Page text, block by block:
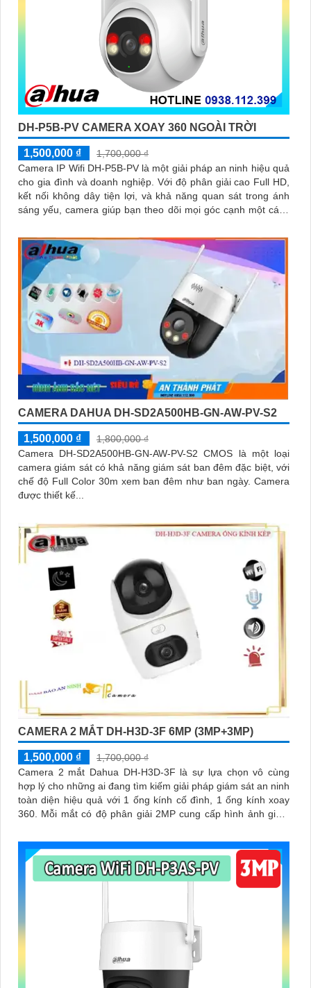
DH-P5B-PV CAMERA XOAY 360 NGOÀI TRỜI
1,500,000 ₫
1,700,000 ₫
Camera IP Wifi DH-P5B-PV là một giải pháp an ninh hiệu quả
cho gia đình và doanh nghiệp. Với độ phân giải cao Full HD,
kết nối không dây tiện lợi, và khả năng quan sát trong ánh
sáng yếu, camera giúp bạn theo dõi mọi góc cạnh một cách
CAMERA DAHUA DH-SD2A500HB-GN-AW-PV-S2
1,500,000 ₫
1,800,000 ₫
Camera DH-SD2A500HB-GN-AW-PV-S2 CMOS là một loại
camera giám sát có khả năng giám sát ban đêm đặc biệt, với
chế độ Full Color 30m xem ban đêm như ban ngày. Camera
được thiết kế...
CAMERA 2 MẮT DH-H3D-3F 6MP (3MP+3MP)
1,500,000 ₫
1,700,000 ₫
Camera 2 mắt Dahua DH-H3D-3F là sự lựa chọn vô cùng
hợp lý cho những ai đang tìm kiếm giải pháp giám sát an ninh
toàn diện hiệu quả với 1 ống kính cố đình, 1 ống kính xoay
360. Mỗi mắt có độ phân giải 2MP cung cấp hình ảnh giám
thoại 2 chiều, khả năng phát hiện phân biệt người vật độ
chính xác cao